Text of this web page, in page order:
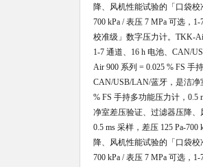
降、风机性能试验的「口袋
700 kPa / 表压 7 MPa 可选，
校准级」数字压力计。 TKK-
1-7 通道、16 h 电池、CAN/
Air 900 系列 = 0.025 % FS 手
CAN/USB/LAN/蓝牙，是洁
% FS 手持多功能压力计，0.5
净室差压验证、过滤器压降
0.5 ms 采样，差压 125 Pa-
降、风机性能试验的「口袋
700 kPa / 表压 7 MPa 可选，